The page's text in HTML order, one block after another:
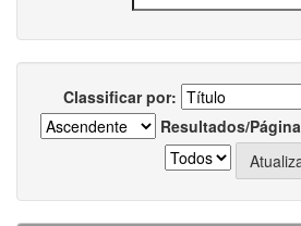
Classificar por:
Resultados/Página